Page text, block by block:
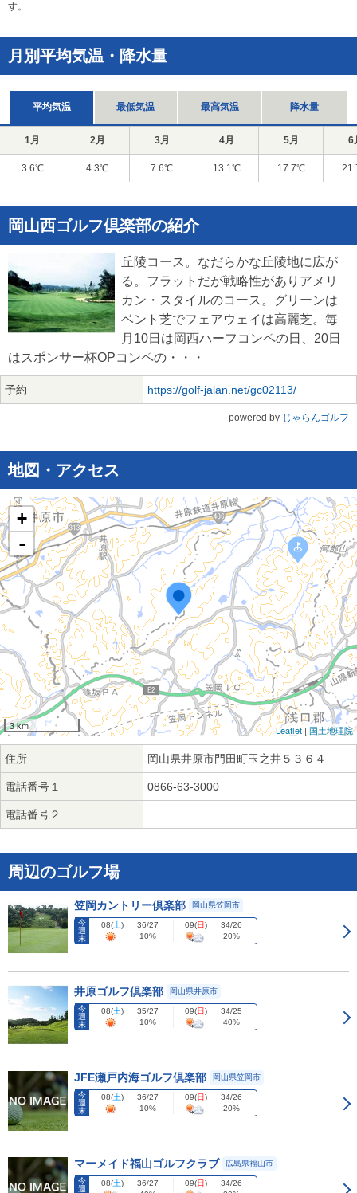
す。
月別平均気温・降水量
平均気温 最低気温 最高気温 降水量
1月 2月 3月 4月 5月 6
3.6℃ 4.3℃ 7.6℃ 13.1℃ 17.7℃
岡山西ゴルフ倶楽部の紹介
丘陵コース。なだらかな丘陵地に広が
る。フラットだが戦略性がありアメリ
カン・スタイルのコース。グリーンは
ベント芝でフェアウェイは高麗芝。毎
月10日は岡西ハーフコンペの日、20日
はスポンサー杯OPコンペの・・・
予約 https://golf-jalan.net/gc02113/
powered by じゃらんゴルフ
地図・アクセス
+
-
3 km Leaflet| 国土地理院
住所 岡山県井原市門田町玉之井５３６４
電話番号１ 0866-63-3000
電話番号２
周辺のゴルフ場
笠岡カントリー倶楽部
岡山県笠岡市
今
週
末
08(土)
36/27
10%
09(日)
34/26
20%
井原ゴルフ倶楽部
岡山県井原市
今
週
末
08(土)
35/27
10%
09(日)
34/25
40%
JFE瀬戸内海ゴルフ倶楽部
岡山県笠岡市
今
週
末
08(土)
36/27
10%
09(日)
34/26
20%
マーメイド福山ゴルフクラブ
広島県福山市
今
週
08(土)
36/27
09(日)
34/26